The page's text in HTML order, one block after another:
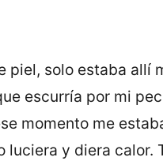
piel, solo estaba allí
escurría por mi
momento me
y diera calor.